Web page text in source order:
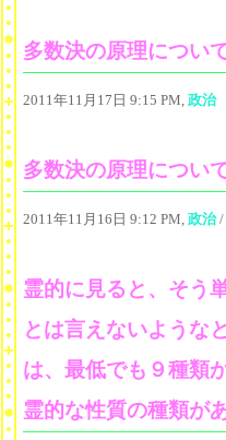
多数決の原理につい
2011年11月17日 9:15 PM, 政治
多数決の原理につい
2011年11月16日 9:12 PM, 政治/
霊的に見ると、そう
とは言えないような
は、最低でも９種類
霊的な性質の種類が